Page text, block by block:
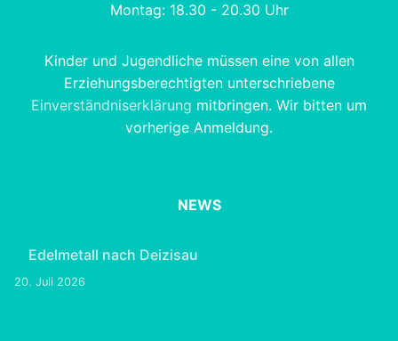
Montag: 18.30 - 20.30 Uhr
Kinder und Jugendliche müssen eine von allen
Erziehungsberechtigten unterschriebene
Einverständniserklärung mitbringen. Wir bitten um
vorherige Anmeldung.
NEWS
Edelmetall nach Deizisau
20. Juli 2026